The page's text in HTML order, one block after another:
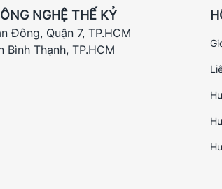
kiện “nhỏ nhưng có võ”. Đặc biệt là
chất lượng chơi game online. Với
Gigabit. Đây là sự đầu tư hợp lý để
NGHỆ THẾ KỶ
Đông, Quận 7, TP.HCM
Bình Thạnh, TP.HCM